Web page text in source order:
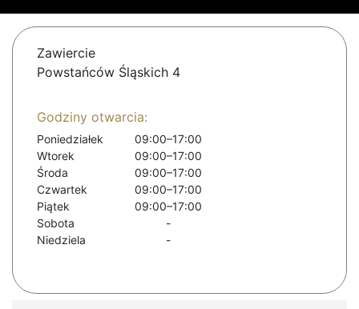
Zawiercie
Powstańców Śląskich 4
Godziny otwarcia:
Poniedziałek
09:00–17:00
Wtorek
09:00–17:00
Środa
09:00–17:00
Czwartek
09:00–17:00
Piątek
09:00–17:00
Sobota
-
Niedziela
-